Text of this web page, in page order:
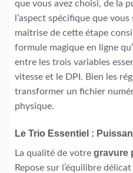
que vous avez choisi, de la
l’aspect spécifique que
maîtrise de cette étape
formule magique en ligne
entre les trois variables
vitesse et le DPI. Bien les
transformer un fichier
physique.
Le Trio Essentiel :
La qualité de votre gravure
Repose sur l’équilibre